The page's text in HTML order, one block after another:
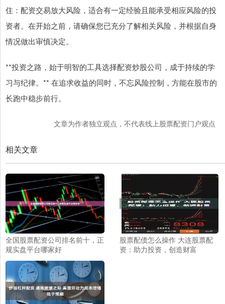
住：配资交易放大风险，适合有一定经验且能承受相应风险的投
资者。在开始之前，请确保您已充分了解相关风险，并根据自身
情况做出审慎决定。
**投资之路，始于明智的工具选择配资炒股公司，成于持续的学
习与纪律。** 在追求收益的同时，不忘风险控制，方能在股市的
长跑中稳步前行。
文章为作者独立观点，不代表线上股票配资门户观点
相关文章
全国股票配资公司排名前十，正
规实盘平台哪家好
股票配债怎么操作 大连股票配
资：助力投资，创造财富